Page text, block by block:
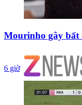
Mourinho gây bất
6 giờ